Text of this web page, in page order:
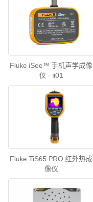
Fluke iSee™ 手机声学成像
仪 - ii01
Fluke TiS65 PRO 红外热成
像仪